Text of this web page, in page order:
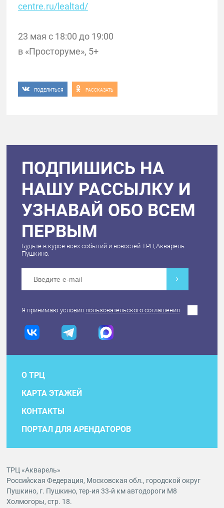
centre.ru/lealtad/
23 мая с 18:00 до 19:00
в «Просторуме», 5+
ПОДЕЛИТЬСЯ РАССКАЗАТЬ
ПОДПИШИСЬ НА
НАШУ РАССЫЛКУ И
УЗНАВАЙ ОБО ВСЕМ
ПЕРВЫМ
Будьте в курсе всех событий и новостей ТРЦ Акварель
Пушкино.
Я принимаю условия пользовательского соглашения
О ТРЦ
КАРТА ЭТАЖЕЙ
КОНТАКТЫ
ПОРТАЛ ДЛЯ АРЕНДАТОРОВ
ТРЦ «Акварель»
Российская Федерация, Московская обл., городской округ
Пушкино, г. Пушкино, тер-ия 33-й км автодороги М8
Холмогоры, стр. 18.